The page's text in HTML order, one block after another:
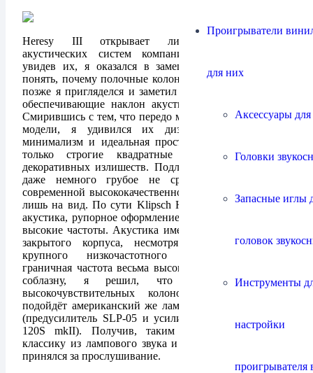
Проигрыватели
для них
Аксессуары
Головки
Запасные иглы
головок
Инструменты
настройки
проигрывателя
Heresy III открывает линейку классических
акустических систем компании Klipsch. Впервые
увидев их, я оказался в замешательстве; Я не мог
понять, почему полочные колонки стоят на полу. Чуть
позже я пригляделся и заметил небольшие подставки,
обеспечивающие наклон акустических систем назад.
Смирившись с тем, что передо мной всё же напольные
модели, я удивился их дизайну. Максимальный
минимализм и идеальная простота, ничего лишнего,
только строгие квадратные формы и никаких
декоративных излишеств. Подлинное ретро, в чём-то
даже немного грубое не сразу ассоциируется с
современной высококачественной аппаратурой, но это
лишь на вид. По сути Klipsch Heresy III это рупорная
акустика, рупорное оформление отвечает за средние и
высокие частоты. Акустика имеет оформление в виде
закрытого корпуса, несмотря на наличие очень
крупного низкочастотного динамика, нижняя
граничная частота весьма высока (58Гц). Поддавшись
соблазну, я решил, что для американских
высокочувствительных колонок лучшим образом
подойдёт американский же ламповый усилитель Cary
(предусилитель SLP-05 и усилитель мощности CAD-
120S mkII). Получив, таким образом, подлинную
классику из лампового звука и рупорной акустики, я
принялся за прослушивание.